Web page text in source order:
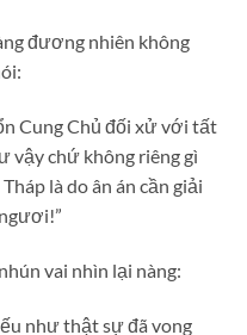
đương nhiên không
Cung Chủ đối xử với tất
vậy chứ không riêng gì
là do ân án cần giải
vai nhìn lại nàng:
như thật sự đã vong